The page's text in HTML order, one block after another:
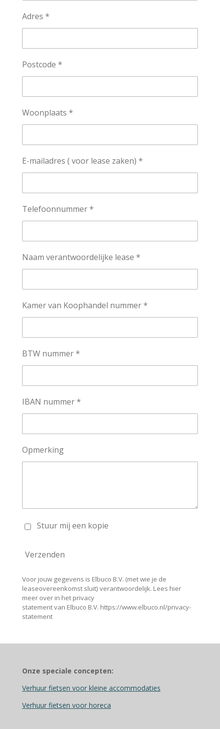
Adres *
Postcode *
Woonplaats *
E-mailadres ( voor lease zaken) *
Telefoonnummer *
Naam verantwoordelijke lease *
Kamer van Koophandel nummer *
BTW nummer *
IBAN nummer *
Opmerking
Stuur mij een kopie
Verzenden
Voor jouw gegevens is Elbuco B.V. (met wie je de
leaseovereenkomst sluit) verantwoordelijk. Lees hier
meer over in het privacy
statement van Elbuco B.V. https://www.elbuco.nl/privacy-
statement
Onze speciale concepten:
Verhuur fietsen voor kleine accommodaties
Verhuur fietsen voor horeca